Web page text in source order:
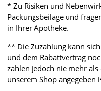
* Zu Risiken und
Packungsbeilage und
in Ihrer Apotheke.
** Die Zuzahlung kann
und dem Rabattvertrag
zahlen jedoch nie mehr
unserem Shop angegeben